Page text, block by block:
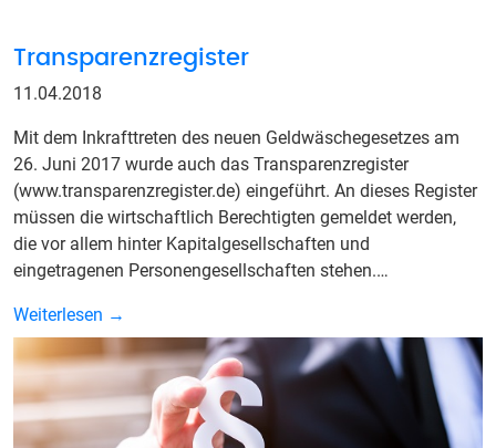
Transparenzregister
11.04.2018
Mit dem Inkrafttreten des neuen Geldwäschegesetzes am
26. Juni 2017 wurde auch das Transparenzregister
(www.transparenzregister.de) eingeführt. An dieses Register
müssen die wirtschaftlich Berechtigten gemeldet werden,
die vor allem hinter Kapitalgesellschaften und
eingetragenen Personengesellschaften stehen.…
Weiterlesen →